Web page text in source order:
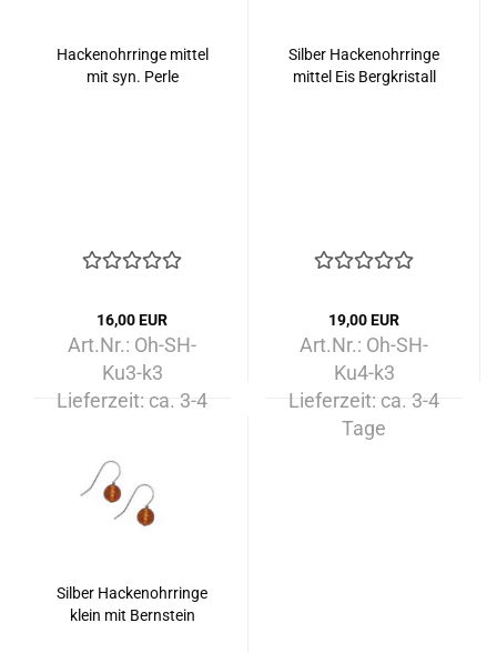
Hackenohrringe mittel
mit syn. Perle
16,00 EUR
Art.Nr.: Oh-SH-
Ku3-k3
Lieferzeit: ca. 3-4
Silber Hackenohrringe
mittel Eis Bergkristall
19,00 EUR
Art.Nr.: Oh-SH-
Ku4-k3
Lieferzeit: ca. 3-4
Tage
Silber Hackenohrringe
klein mit Bernstein